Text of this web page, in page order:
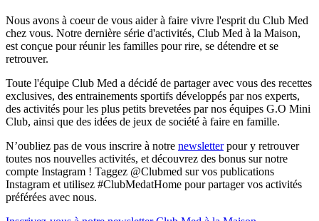
Nous avons à coeur de vous aider à faire vivre l'esprit du Club Med
chez vous. Notre dernière série d'activités, Club Med à la Maison,
est conçue pour réunir les familles pour rire, se détendre et se
retrouver.
Toute l'équipe Club Med a décidé de partager avec vous des recettes
exclusives, des entrainements sportifs développés par nos experts,
des activités pour les plus petits brevetées par nos équipes G.O Mini
Club, ainsi que des idées de jeux de société à faire en famille.
N’oubliez pas de vous inscrire à notre newsletterpour y retrouver
toutes nos nouvelles activités, et découvrez des bonus sur notre
compte Instagram ! Taggez @Clubmed sur vos publications
Instagram et utilisez #ClubMedatHome pour partager vos activités
préférées avec nous.